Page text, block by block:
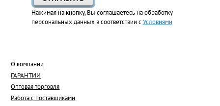
Нажимая на кнопку, Вы соглашаетесь на обработку
персональных данных в соответствии сУсловиями
О компании
ГАРАНТИИ
Оптовая торговля
Работа с поставщиками